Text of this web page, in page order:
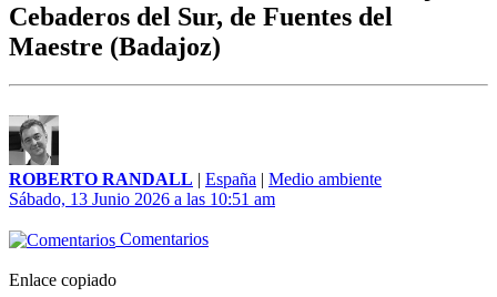
Cebaderos del Sur, de Fuentes del
Maestre (Badajoz)
ROBERTO RANDALL | España | Medio ambiente
Sábado, 13 Junio 2026 a las 10:51 am
Comentarios
Enlace copiado